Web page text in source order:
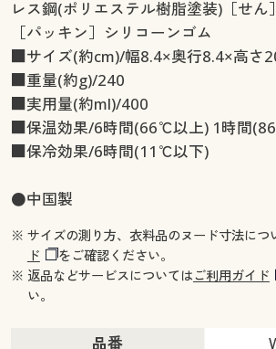
レス鋼(ポリエステル樹脂塗装)［せん
［パッキン］シリコーンゴム
■サイズ(約cm)/幅8.4×奥行8.4×高さ
■重量(約g)/240
■実用量(約ml)/400
■保温効果/6時間(66℃以上) 1時間
■保冷効果/6時間(11℃以下)
●中国製
※ サイズの測り方、衣料品のヌード寸法につ
ド
をご確認ください。
※ 返品などサービスについてはご利用ガイド
い。
品番